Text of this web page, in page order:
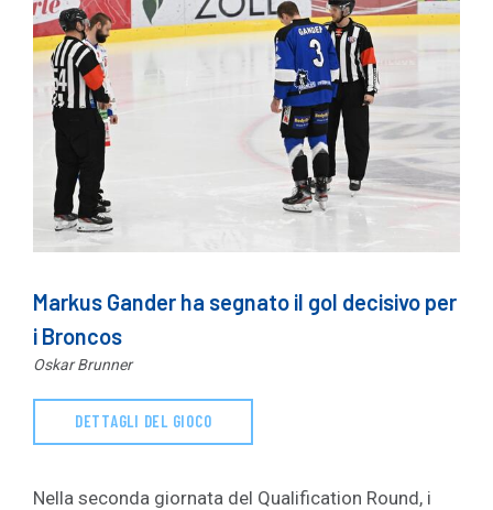
Markus Gander ha segnato il gol decisivo per
i Broncos
Oskar Brunner
DETTAGLI DEL GIOCO
Nella seconda giornata del Qualification Round, i